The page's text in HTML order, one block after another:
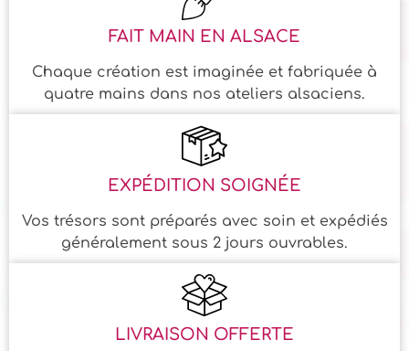
FAIT MAIN EN ALSACE
Chaque création est imaginée et fabriquée à
quatre mains dans nos ateliers alsaciens.
EXPÉDITION SOIGNÉE
Vos trésors sont préparés avec soin et expédiés
généralement sous 2 jours ouvrables.
LIVRAISON OFFERTE